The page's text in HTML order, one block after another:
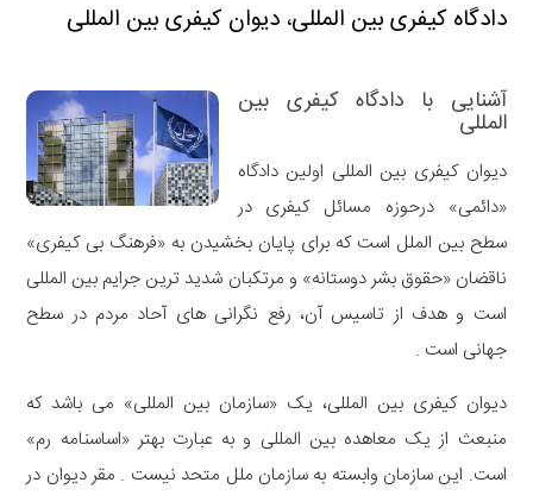
دادگاه کیفری بین المللی، دیوان کیفری بین المللی
آشنایی با دادگاه کیفری بین
المللی
دیوان کیفری بین المللی اولین دادگاه
«دائمی» درحوزه مسائل کیفری در
سطح بین الملل است که برای پایان بخشیدن به «فرهنگ بی کیفری»
ناقضان «حقوق بشر دوستانه» و مرتکبان شدید ترین جرایم بین المللی
است و هدف از تاسیس آن، رفع نگرانی های آحاد مردم در سطح
جهانی است .
دیوان کیفری بین المللی، یک «سازمان بین المللی» می باشد که
منبعث از یک معاهده بین المللی و به عبارت بهتر «اساسنامه رم»
است. این سازمان وابسته به سازمان ملل متحد نیست . مقر دیوان در